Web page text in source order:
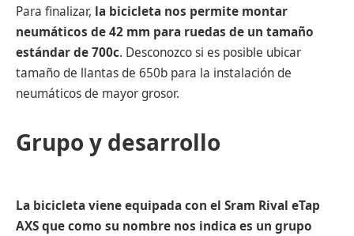
Para finalizar, la bicicleta nos permite montar
neumáticos de 42 mm para ruedas de un tamaño
estándar de 700c. Desconozco si es posible ubicar
tamaño de llantas de 650b para la instalación de
neumáticos de mayor grosor.
Grupo y desarrollo
La bicicleta viene equipada con el Sram Rival eTap
AXS que como su nombre nos indica es un grupo